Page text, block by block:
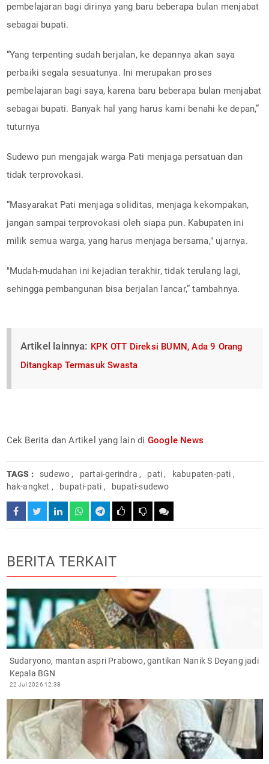
pembelajaran bagi dirinya yang baru beberapa bulan menjabat
sebagai bupati.
“Yang terpenting sudah berjalan, ke depannya akan saya
perbaiki segala sesuatunya. Ini merupakan proses
pembelajaran bagi saya, karena baru beberapa bulan menjabat
sebagai bupati. Banyak hal yang harus kami benahi ke depan,”
tuturnya
Sudewo pun mengajak warga Pati menjaga persatuan dan
tidak terprovokasi.
“Masyarakat Pati menjaga soliditas, menjaga kekompakan,
jangan sampai terprovokasi oleh siapa pun. Kabupaten ini
milik semua warga, yang harus menjaga bersama," ujarnya.
"Mudah-mudahan ini kejadian terakhir, tidak terulang lagi,
sehingga pembangunan bisa berjalan lancar,” tambahnya.
Artikel lainnya: KPK OTT Direksi BUMN, Ada 9 Orang
Ditangkap Termasuk Swasta
Cek Berita dan Artikel yang lain di Google News
TAGS : sudewo , partai-gerindra , pati , kabupaten-pati ,
hak-angket , bupati-pati , bupati-sudewo
BERITA TERKAIT
Sudaryono, mantan aspri Prabowo, gantikan Nanik S Deyang jadi
Kepala BGN
22 Jul 2026 12:38